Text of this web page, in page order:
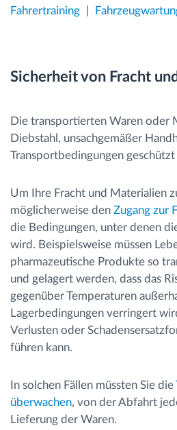
Fahrertraining
Sicherheit von Fracht
Die transportierten Waren oder
Diebstahl, unsachgemäßer
Transportbedingungen
Um Ihre Fracht und Materialien
möglicherweise den Zugang zur
die Bedingungen, unter denen
wird. Beispielsweise müssen
pharmazeutische Produkte so
und gelagert werden, dass das
gegenüber Temperaturen
Lagerbedingungen verringert
Verlusten oder
führen kann.
In solchen Fällen müssten Sie die
überwachen, von der Abfahrt
Lieferung der Waren.